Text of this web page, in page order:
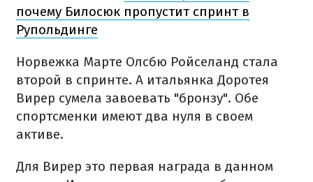
почему Билосюк пропустит спринт в
Рупольдинге
Норвежка Марте Олсбю Ройселанд стала
второй в спринте. А итальянка Доротея
Вирер сумела завоевать "бронзу". Обе
спортсменки имеют два нуля в своем
активе.
Для Вирер это первая награда в данном